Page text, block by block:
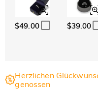
$49.00 $39.00
Herzlichen
genossen